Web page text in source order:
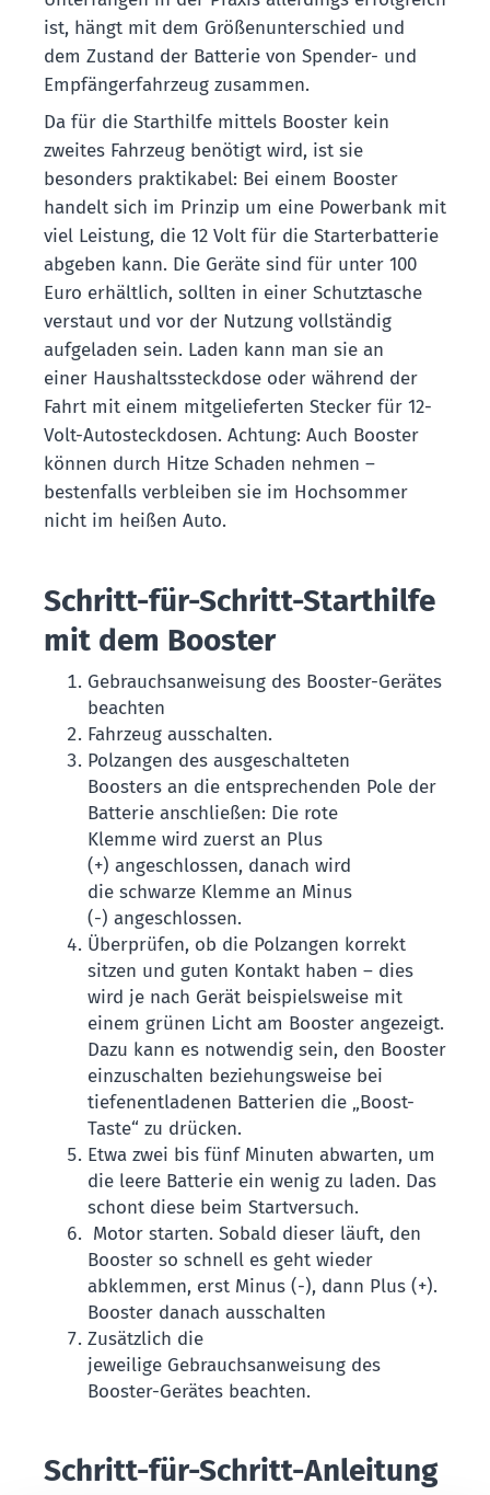
ist, hängt mit dem Größenunterschied und
dem Zustand der Batterie von Spender- und
Empfängerfahrzeug zusammen.
Da für die Starthilfe mittels Booster kein
zweites Fahrzeug benötigt wird, ist sie
besonders praktikabel: Bei einem Booster
handelt sich im Prinzip um eine Powerbank mit
viel Leistung, die 12 Volt für die Starterbatterie
abgeben kann. Die Geräte sind für unter 100
Euro erhältlich, sollten in einer Schutztasche
verstaut und vor der Nutzung vollständig
aufgeladen sein. Laden kann man sie an
einer Haushaltssteckdose oder während der
Fahrt mit einem mitgelieferten Stecker für 12-
Volt-Autosteckdosen. Achtung: Auch Booster
können durch Hitze Schaden nehmen –
bestenfalls verbleiben sie im Hochsommer
nicht im heißen Auto.
Schritt-für-Schritt-Starthilfe
mit dem Booster
Gebrauchsanweisung des Booster-Gerätes
beachten
Fahrzeug ausschalten.
Polzangen des ausgeschalteten
Boosters an die entsprechenden Pole der
Batterie anschließen: Die rote
Klemme wird zuerst an Plus
(+) angeschlossen, danach wird
die schwarze Klemme an Minus
(-) angeschlossen.
Überprüfen, ob die Polzangen korrekt
sitzen und guten Kontakt haben – dies
wird je nach Gerät beispielsweise mit
einem grünen Licht am Booster angezeigt.
Dazu kann es notwendig sein, den Booster
einzuschalten beziehungsweise bei
tiefenentladenen Batterien die „Boost-
Taste“ zu drücken.
Etwa zwei bis fünf Minuten abwarten, um
die leere Batterie ein wenig zu laden. Das
schont diese beim Startversuch.
Motor starten. Sobald dieser läuft, den
Booster so schnell es geht wieder
abklemmen, erst Minus (-), dann Plus (+).
Booster danach ausschalten
Zusätzlich die
jeweilige Gebrauchsanweisung des
Booster-Gerätes beachten.
Schritt-für-Schritt-Anleitung